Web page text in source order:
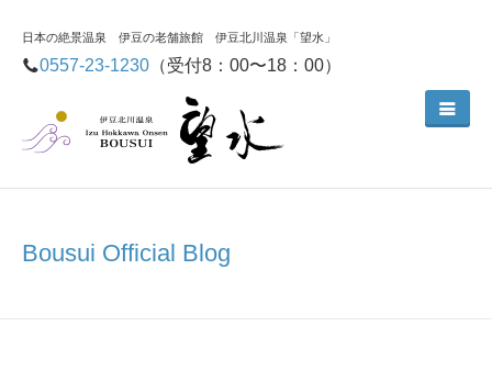
日本の絶景温泉 伊豆の老舗旅館 伊豆北川温泉「望水」
0557-23-1230 （受付8：00〜18：00）
Bousui Official Blog